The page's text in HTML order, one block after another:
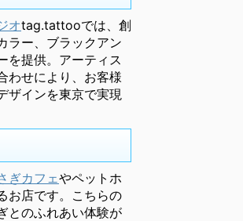
オtag.tattooでは、創
ラー、ブラックアン
を提供。アーティス
わせにより、お客様
ザインを東京で実現
ぎカフェやペットホ
お店です。こちらの
とのふれあい体験が